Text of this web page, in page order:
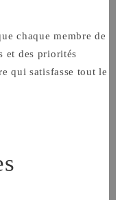
chaque membre de
et des priorités
qui satisfasse tout le